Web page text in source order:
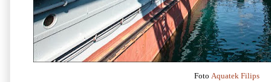
Foto Aquatek Filips